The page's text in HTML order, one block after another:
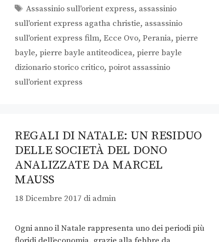
Assassinio sull'orient express, assassinio
sull'orient express agatha christie, assassinio
sull'orient express film, Ecce Ovo, Perania, pierre
bayle, pierre bayle antiteodicea, pierre bayle
dizionario storico critico, poirot assassinio
sull'orient express
REGALI DI NATALE: UN RESIDUO
DELLE SOCIETÀ DEL DONO
ANALIZZATE DA MARCEL
MAUSS
18 Dicembre 2017 di admin
Ogni anno il Natale rappresenta uno dei periodi più